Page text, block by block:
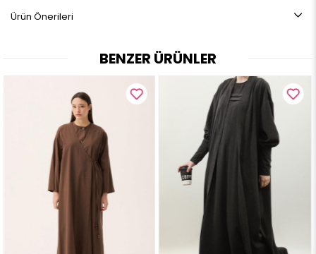
ÜRÜN BOYU:
1 Beden (36-38)
2 Beden (40-42)
MANKEN ÖLÇÜLERİ:
Boy: 1.70 cm
Göğüs Çevre: 87 cm
Bel Çevre: 68 cm
Manken üzerindeki beden 1 Bedendir.
Ürün Önerileri
BENZER ÜRÜNLER